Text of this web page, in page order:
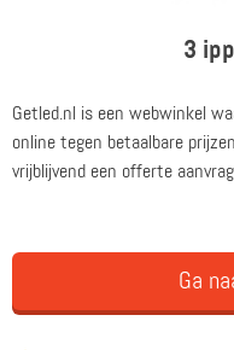
3
Getled.nl is een webwinkel
online tegen betaalbare prijzen kunnen
vrijblijvend een offerte
Ga